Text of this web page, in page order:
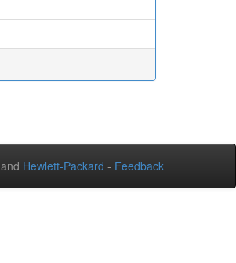
and Hewlett-Packard - Feedback